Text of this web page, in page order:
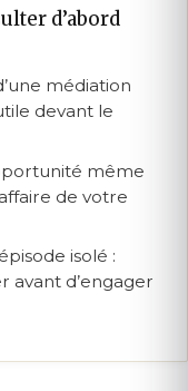
d’abord
médiation
devant le
même
de votre
isolé :
avant d’engager